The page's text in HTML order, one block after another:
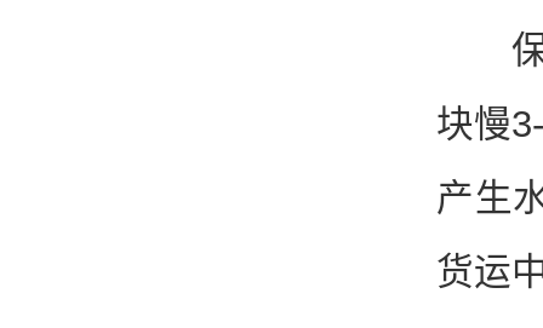
保
块慢
产生
货运